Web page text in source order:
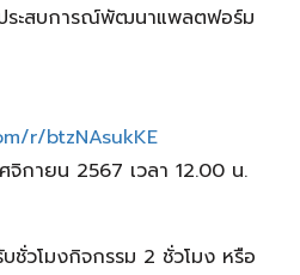
ประสบการณ์พัฒนาแพลตฟอร์ม
r/btzNAsukKE
กายน 2567 เวลา 12.00 น.
บชั่วโมงกิจกรรม 2 ชั่วโมง หรือ